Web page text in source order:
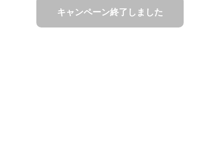
キャンペーン終了しました